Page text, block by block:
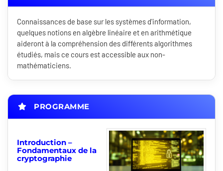
Connaissances de base sur les systèmes d'information,
quelques notions en algèbre linéaire et en arithmétique
aideront à la compréhension des différents algorithmes
étudiés, mais ce cours est accessible aux non-
mathématiciens.
PROGRAMME
Introduction –
Fondamentaux de la
cryptographie